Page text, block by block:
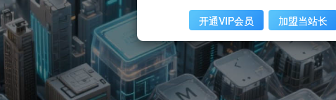
开通VIP会员 加盟当站长